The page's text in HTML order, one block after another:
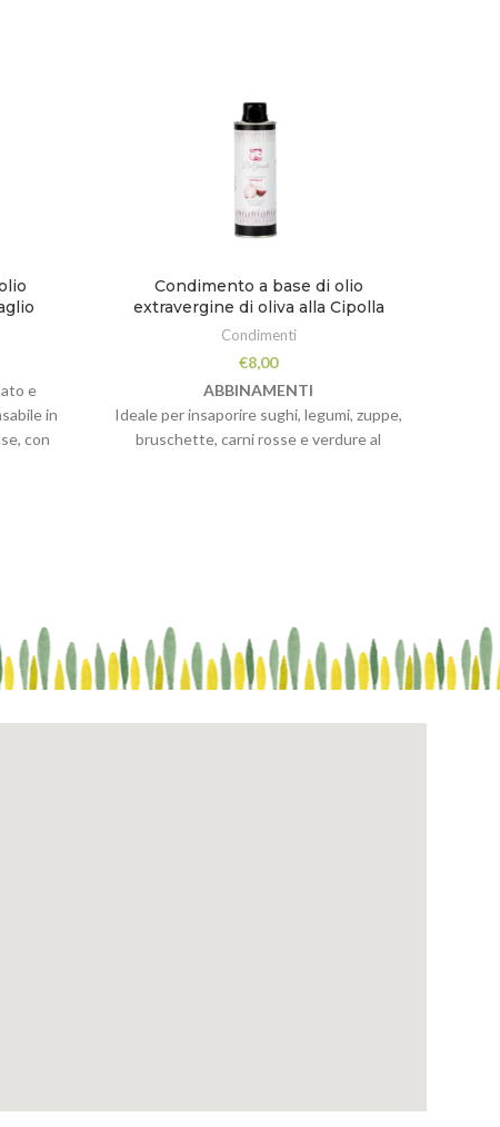
e
in
con
Condimento a base di olio
extravergine di oliva alla Cipolla
Condimenti
€8,00
ABBINAMENTI
Ideale per insaporire sughi, legumi, zuppe,
bruschette, carni rosse e verdure al